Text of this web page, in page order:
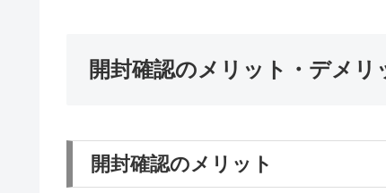
開封確認のメリット・デメリ
開封確認のメリット